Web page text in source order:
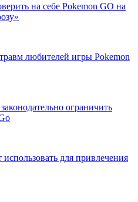
на себе Pokemon GO на
любителей игры Pokemon
ограничить
для привлечения